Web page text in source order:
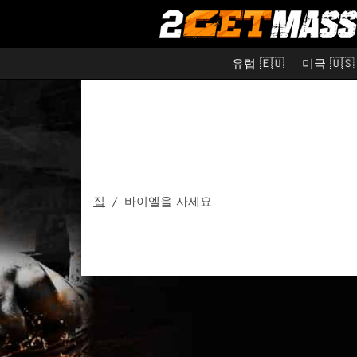
유럽 🇪🇺 미국 🇺🇸
집 / 바이엘을 사세요